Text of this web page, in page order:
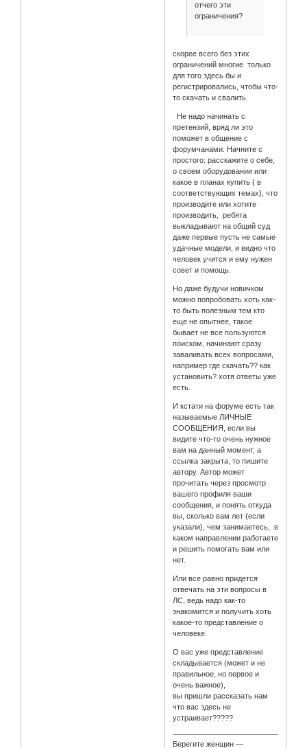
отчего эти
ограничения?
скорее всего без этих
ограничений многие только
для того здесь бы и
регистрировались, чтобы что-
то скачать и свалить.
Не надо начинать с
претензий, вряд ли это
поможет в общение с
форумчанами. Начните с
простого: расскажите о себе,
о своем оборудовании или
какое в планах купить ( в
соответствующих темах), что
производите или хотите
производить, ребята
выкладывают на общий суд
даже первые пусть не самые
удачные модели, и видно что
человек учится и ему нужен
совет и помощь.
Но даже будучи новичком
можно попробовать хоть как-
то быть полезным тем кто
еще не опытнее, такое
бывает не все пользуются
поиском, начинают сразу
заваливать всех вопросами,
например где скачать?? как
установить? хотя ответы уже
есть.
И кстати на форуме есть так
называемые ЛИЧНЫЕ
СООБЩЕНИЯ, если вы
видите что-то очень нужное
вам на данный момент, а
ссылка закрыта, то пишите
автору. Автор может
прочитать через просмотр
вашего профиля ваши
сообщения, и понять откуда
вы, сколько вам лет (если
указали), чем занимаетесь, в
каком направлении работаете
и решить помогать вам или
нет.
Или все равно придется
отвечать на эти вопросы в
ЛС, ведь надо как-то
знакомится и получить хоть
какое-то представление о
человеке.
О вас уже представление
складывается (может и не
правильное, но первое и
очень важное),
вы пришли рассказать нам
что вас здесь не
устраивает?????
Берегите женщин —